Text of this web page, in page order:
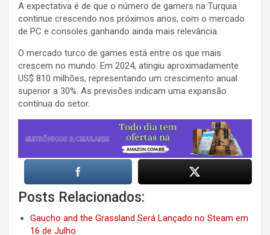
A expectativa é de que o número de gamers na Turquia
continue crescendo nos próximos anos, com o mercado
de PC e consoles ganhando ainda mais relevância.
O mercado turco de games está entre os que mais
crescem no mundo. Em 2024, atingiu aproximadamente
US$ 810 milhões, representando um crescimento anual
superior a 30%. As previsões indicam uma expansão
contínua do setor.
Posts Relacionados:
Gaucho and the Grassland Será Lançado no Steam em
16 de Julho